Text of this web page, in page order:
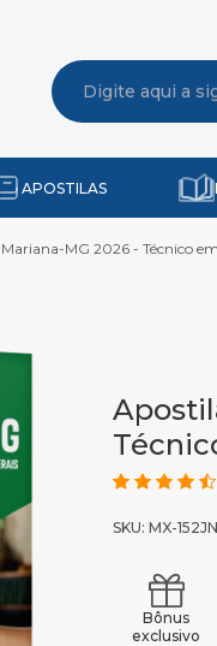
APOSTILAS
MG 2026 - Técnico
SKU: MX-
Bônus
exclusivo